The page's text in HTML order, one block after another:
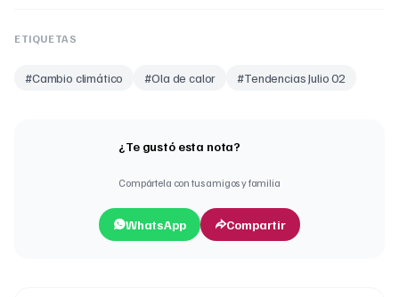
ETIQUETAS
#Cambio climático #Ola de calor #Tendencias Julio 02
¿Te gustó esta nota?
Compártela con tus amigos y familia
WhatsApp Compartir